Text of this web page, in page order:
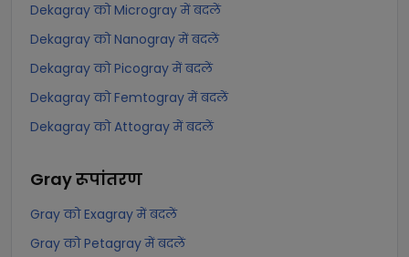
Dekagray को Microgray में बदलें
Dekagray को Nanogray में बदलें
Dekagray को Picogray में बदलें
Dekagray को Femtogray में बदलें
Dekagray को Attogray में बदलें
Grayरूपांतरण
Gray को Exagray में बदलें
Gray को Petagray में बदलें